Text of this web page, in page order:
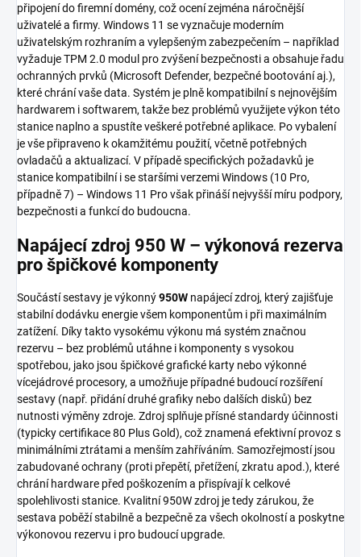
připojení do firemní domény, což ocení zejména náročnější
uživatelé a firmy. Windows 11 se vyznačuje moderním
uživatelským rozhraním a vylepšeným zabezpečením – například
vyžaduje TPM 2.0 modul pro zvýšení bezpečnosti a obsahuje řadu
ochranných prvků (Microsoft Defender, bezpečné bootování aj.),
které chrání vaše data. Systém je plně kompatibilní s nejnovějším
hardwarem i softwarem, takže bez problémů využijete výkon této
stanice naplno a spustíte veškeré potřebné aplikace. Po vybalení
je vše připraveno k okamžitému použití, včetně potřebných
ovladačů a aktualizací. V případě specifických požadavků je
stanice kompatibilní i se staršími verzemi Windows (10 Pro,
případně 7) – Windows 11 Pro však přináší nejvyšší míru podpory,
bezpečnosti a funkcí do budoucna.
Napájecí zdroj 950 W – výkonová rezerva
pro špičkové komponenty
Součástí sestavy je výkonný950W napájecí zdroj, který zajišťuje
stabilní dodávku energie všem komponentům i při maximálním
zatížení. Díky takto vysokému výkonu má systém značnou
rezervu – bez problémů utáhne i komponenty s vysokou
spotřebou, jako jsou špičkové grafické karty nebo výkonné
vícejádrové procesory, a umožňuje případné budoucí rozšíření
sestavy (např. přidání druhé grafiky nebo dalších disků) bez
nutnosti výměny zdroje. Zdroj splňuje přísné standardy účinnosti
(typicky certifikace 80 Plus Gold), což znamená efektivní provoz s
minimálními ztrátami a menším zahříváním. Samozřejmostí jsou
zabudované ochrany (proti přepětí, přetížení, zkratu apod.), které
chrání hardware před poškozením a přispívají k celkové
spolehlivosti stanice. Kvalitní 950W zdroj je tedy zárukou, že
sestava poběží stabilně a bezpečně za všech okolností a poskytne
výkonovou rezervu i pro budoucí upgrade.